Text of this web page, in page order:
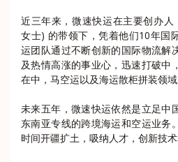
近三年来，微速快运在主要创办人
女士) 的带领下，凭着他们10年国
运团队通过不断创新的国际物流解
及热情高涨的事业心，迅速打破中
在中，马空运以及海运散柜拼装领域
未来五年，微速快运依然是立足中
东南亚专线的跨境海运和空运业务
时间开疆扩土，吸纳人才，创新技术